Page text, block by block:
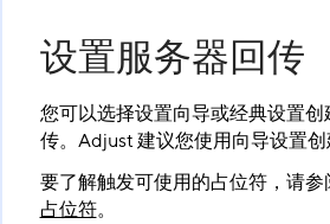
设置服务器回传
您可以选择设置向导或经典设置创
传。Adjust 建议您使用向导设置创
要了解触发可使用的占位符，请参
占位符。